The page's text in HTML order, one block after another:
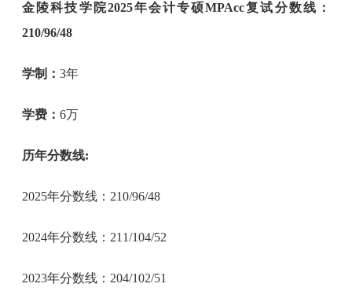
金陵科技学院2025年会计专硕MPAcc复试分数线：
210/96/48
学制：3年
学费：6万
历年分数线:
2025年分数线：210/96/48
2024年分数线：211/104/52
2023年分数线：204/102/51